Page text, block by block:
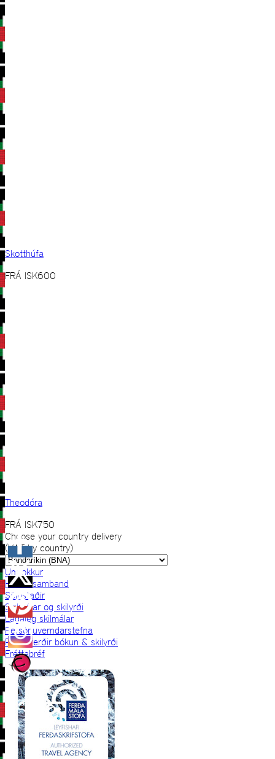
Skotthúfa
FRÁ ISK600
Theodóra
FRÁ ISK750
Choose your country delivery
(VAT by country)
Um okkur
Hafðu samband
Sölustaðir
Skilmálar og skilyrði
Lagaleg skilmálar
Persónuverndarstefna
Prjónaferðir bókun & skilyrði
Fréttabréf